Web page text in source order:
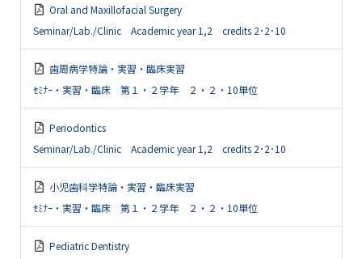
Oral and Maxillofacial Surgery
Seminar/Lab./Clinic Academic year 1,2 credits 2･2･10
歯周病学特論・実習・臨床実習
ｾﾐﾅｰ・実習・臨床 第１・２学年 ２・２・10単位
Periodontics
Seminar/Lab./Clinic Academic year 1,2 credits 2･2･10
小児歯科学特論・実習・臨床実習
ｾﾐﾅｰ・実習・臨床 第１・２学年 ２・２・10単位
Pediatric Dentistry